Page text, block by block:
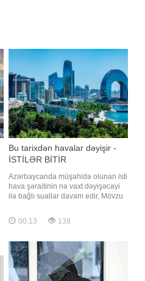
Bu tarixdən havalar dəyişir -
İSTİLƏR BİTİR
Azərbaycanda müşahidə olunan isti
hava şəraitinin nə vaxt dəyişəcəyi
ilə bağlı suallar davam edir. Mövzu
Coğrafiya İnstitutunun şöbə müdiri
Ənvər Əliyev xalq arasında "yayın
yaxınlaşıldığını bildirib. Onun
sözlərinə görə, ayın 5-6-sı
00:13 138